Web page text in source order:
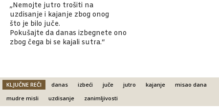
„Nemojte jutro trošiti na
uzdisanje i kajanje zbog onog
što je bilo juče.
Pokušajte da danas izbegnete ono
zbog čega bi se kajali sutra.“
KLJUČNE REČI danas izbeći juče jutro kajanje
misao dana
mudre misli
uzdisanje zanimljivosti